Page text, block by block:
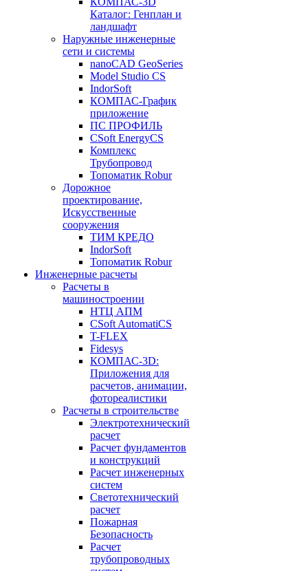
Каталог: Генплан и
ландшафт
Наружные инженерные
сети и системы
nanoCAD GeoSeries
Model Studio CS
IndorSoft
КОМПАС-График
приложение
ПС ПРОФИЛЬ
CSoft EnergyCS
Комплекс
Трубопровод
Топоматик Robur
Дорожное
проектирование,
Искусственные
сооружения
ТИМ КРЕДО
IndorSoft
Топоматик Robur
Инженерные расчеты
Расчеты в
машиностроении
НТЦ АПМ
CSoft AutomatiCS
T-FLEX
Fidesys
КОМПАС-3D:
Приложения для
расчетов, анимации,
фотореалистики
Расчеты в строительстве
Электротехнический
расчет
Расчет фундаментов
и конструкций
Расчет инженерных
систем
Светотехнический
расчет
Пожарная
Безопасность
Расчет
трубопроводных